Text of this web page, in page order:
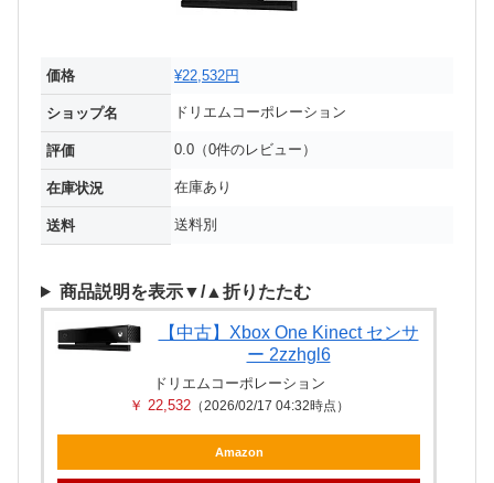
価格 ¥22,532円
ショップ名 ドリエムコーポレーション
評価 0.0（0件のレビュー）
在庫状況 在庫あり
送料 送料別
商品説明を表示▼/▲折りたたむ
【中古】Xbox One Kinect センサ
ー 2zzhgl6
ドリエムコーポレーション
￥ 22,532（2026/02/17 04:32時点）
Amazon